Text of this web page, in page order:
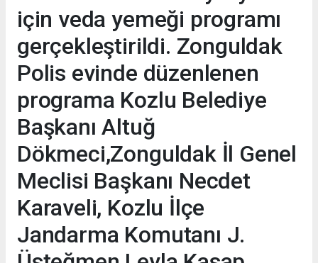
için veda yemeği programı
gerçekleştirildi. Zonguldak
Polis evinde düzenlenen
programa Kozlu Belediye
Başkanı Altuğ
Dökmeci,Zonguldak İl Genel
Meclisi Başkanı Necdet
Karaveli, Kozlu İlçe
Jandarma Komutanı J.